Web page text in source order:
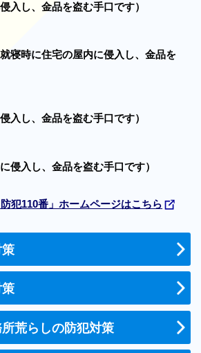
入し、金品を盗む手口です）
寝時に住宅の屋内に侵入し、金品を
入し、金品を盗む手口です）
侵入し、金品を盗む手口です）
犯110番」ホームページはこちら
荒らしの防犯対策